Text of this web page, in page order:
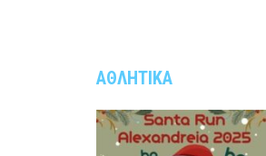
ΑΘΛΗΤΙΚΑ